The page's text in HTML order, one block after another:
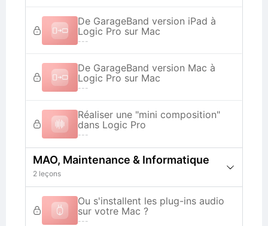
De GarageBand version iPad à
Logic Pro sur Mac
---
De GarageBand version Mac à
Logic Pro sur Mac
---
Réaliser une "mini composition"
dans Logic Pro
---
MAO, Maintenance & Informatique
2 leçons
Ou s'installent les plug-ins audio
sur votre Mac ?
---